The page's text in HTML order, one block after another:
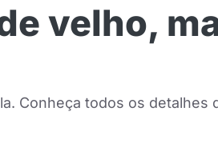
velho,
Conheça todos os detalhes